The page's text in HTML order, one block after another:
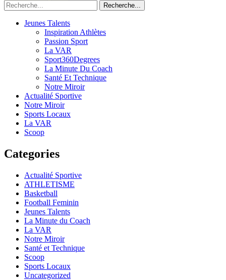
Recherche...
Jeunes Talents
Inspiration Athlètes
Passion Sport
La VAR
Sport360Degrees
La Minute Du Coach
Santé Et Technique
Notre Miroir
Actualité Sportive
Notre Miroir
Sports Locaux
La VAR
Scoop
Categories
Actualité Sportive
ATHLETISME
Basketball
Football Feminin
Jeunes Talents
La Minute du Coach
La VAR
Notre Miroir
Santé et Technique
Scoop
Sports Locaux
Uncategorized